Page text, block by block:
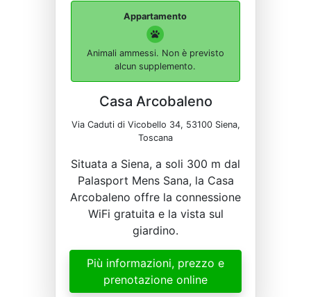
Appartamento
Animali ammessi. Non è previsto
alcun supplemento.
Casa Arcobaleno
Via Caduti di Vicobello 34, 53100 Siena,
Toscana
Situata a Siena, a soli 300 m dal
Palasport Mens Sana, la Casa
Arcobaleno offre la connessione
WiFi gratuita e la vista sul
giardino.
Più informazioni, prezzo e
prenotazione online